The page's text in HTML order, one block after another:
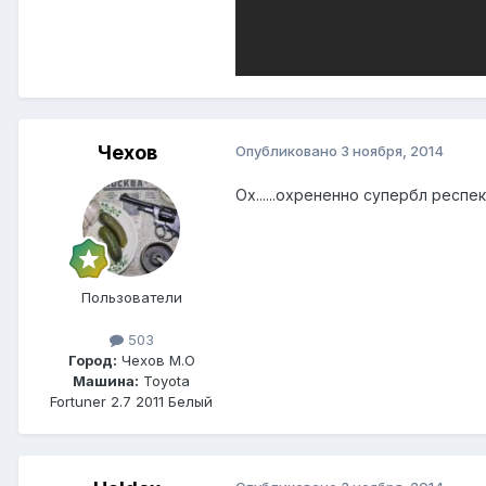
Чехов
Пользователи
503
Город: Чехов М.О
Машина: Toyota
Fortuner 2.7 2011 Белый
Опубликовано 3 ноября, 2014
Ох......охрененно супербл